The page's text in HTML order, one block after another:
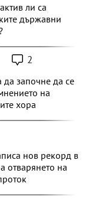
ли са
държавни
2
да започне да се
на
хора
нов рекорд в
отварянето на